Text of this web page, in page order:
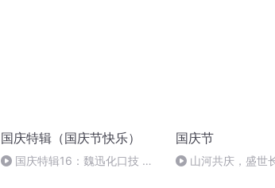
国庆特辑（国庆节快乐）
国庆特辑16：魏迅化口技 二
国庆节
山河共庆，盛世